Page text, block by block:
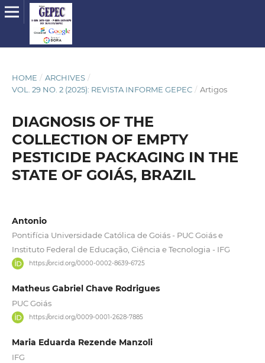
HOME / ARCHIVES /
VOL. 29 NO. 2 (2025): REVISTA INFORME GEPEC / Artigos
DIAGNOSIS OF THE
COLLECTION OF EMPTY
PESTICIDE PACKAGING IN THE
STATE OF GOIÁS, BRAZIL
Antonio
Pontifícia Universidade Católica de Goiás - PUC Goiás e
Instituto Federal de Educação, Ciência e Tecnologia - IFG
https://orcid.org/0000-0002-8639-6725
Matheus Gabriel Chave Rodrigues
PUC Goiás
https://orcid.org/0009-0001-2628-7885
Maria Eduarda Rezende Manzoli
IFG